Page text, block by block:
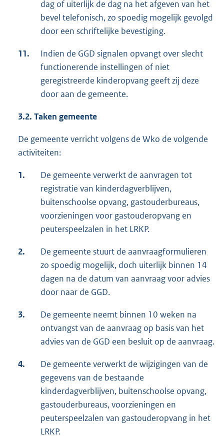
dag of uiterlijk de dag na het afgeven van het
bevel telefonisch, zo spoedig mogelijk gevolgd
door een schriftelijke bevestiging.
11.
Indien de GGD signalen opvangt over slecht
functionerende instellingen of niet
geregistreerde kinderopvang geeft zij deze
door aan de gemeente.
3.2. Taken gemeente
De gemeente verricht volgens de Wko de volgende
activiteiten:
1.
De gemeente verwerkt de aanvragen tot
registratie van kinderdagverblijven,
buitenschoolse opvang, gastouderbureaus,
voorzieningen voor gastouderopvang en
peuterspeelzalen in het LRKP.
2.
De gemeente stuurt de aanvraagformulieren
zo spoedig mogelijk, doch uiterlijk binnen 14
dagen na de datum van aanvraag voor advies
door naar de GGD.
3.
De gemeente neemt binnen 10 weken na
ontvangst van de aanvraag op basis van het
advies van de GGD een besluit op de aanvraag.
4.
De gemeente verwerkt de wijzigingen van de
gegevens van de bestaande
kinderdagverblijven, buitenschoolse opvang,
gastouderbureaus, voorzieningen en
peuterspeelzalen van gastouderopvang in het
LRKP.